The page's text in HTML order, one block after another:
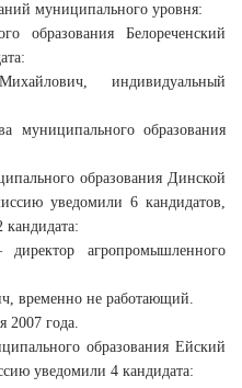
муниципального уровня:
образования Белореченский
индивидуальный
муниципального образования
образования Динской
уведомили 6 кандидатов,
кандидата:
агропромышленного
временно не работающий.
2007 года.
образования Ейский
уведомили 4 кандидата: